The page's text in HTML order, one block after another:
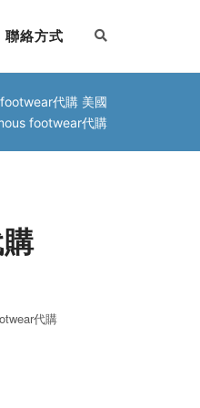
聯絡方式
代購 美國
footwear代購
代購